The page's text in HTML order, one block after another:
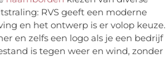
RVS geeft een moderne
en het ontwerp is er volop keuze.
en zelfs een logo als je een bedrijf
is tegen weer en wind, zonder